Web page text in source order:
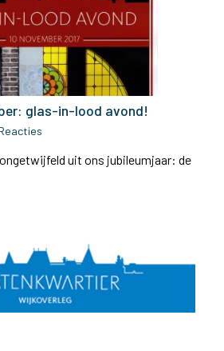
glas-in-lood avond!
uit ons jubileumjaar: de